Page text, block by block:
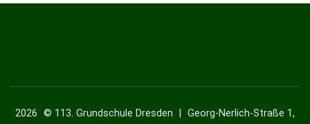
2026 © 113. Grundschule Dresden Georg-Nerlich-Straße 1,